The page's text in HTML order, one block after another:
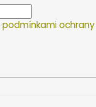
podmínkami